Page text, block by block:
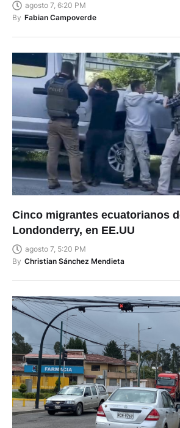
agosto 7, 6:20 PM
By Fabian Campoverde
Cinco migrantes ecuatorianos
Londonderry, en EE.UU
agosto 7, 5:20 PM
By Christian Sánchez Mendieta